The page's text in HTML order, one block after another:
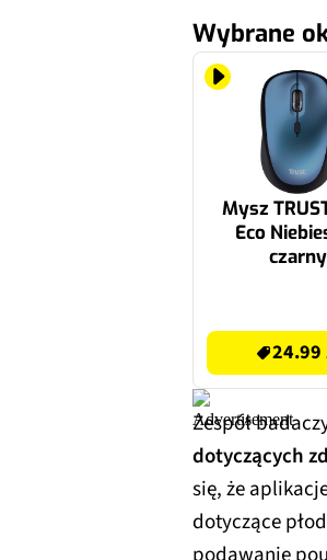
Wybrane
Mysz
Eco
czarny
24.99
Zespół
dotyczących
się, że
dotyczące